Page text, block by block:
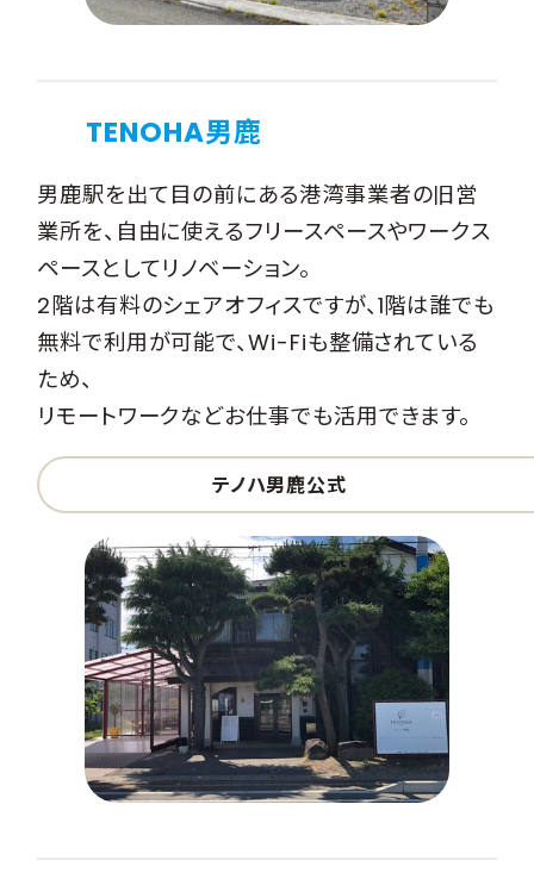
TENOHA男鹿
男鹿駅を出て目の前にある港湾事業者の旧営
業所を、自由に使えるフリースペースやワークス
ペースとしてリノベーション。
2階は有料のシェアオフィスですが、1階は誰でも
無料で利用が可能で、Wi-Fiも整備されている
ため、
リモートワークなどお仕事でも活用できます。
テノハ男鹿公式